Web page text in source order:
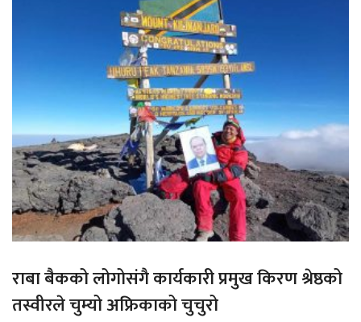
राबा बैकको लोगोसंगै कार्यकारी प्रमुख किरण श्रेष्ठको
तस्वीरले चुम्यो अफ्रिकाको चुचुरो